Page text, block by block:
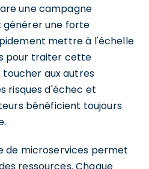
une campagne
une forte
mettre à l'échelle
pour traiter cette
aux autres
risques d'échec et
bénéficient toujours
de microservices permet
ressources. Chaque